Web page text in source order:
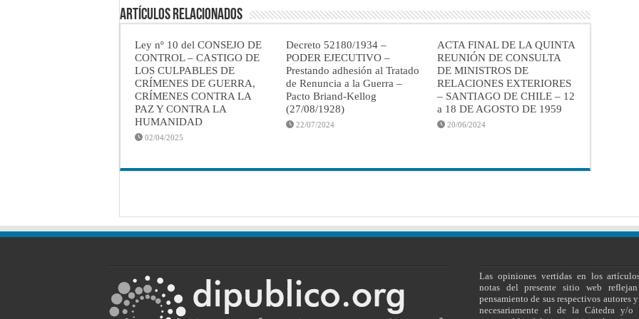
Artículos Relacionados
Ley nº 10 del CONSEJO DE
CONTROL – CASTIGO DE
LOS CULPABLES DE
CRÍMENES DE GUERRA,
CRÍMENES CONTRA LA
PAZ Y CONTRA LA
HUMANIDAD
02/04/2025
Decreto 52180/1934 –
PODER EJECUTIVO –
Prestando adhesión al Tratado
de Renuncia a la Guerra –
Pacto Briand-Kellog
(27/08/1928)
22/07/2024
ACTA FINAL DE LA QUINTA
REUNIÓN DE CONSULTA
DE MINISTROS DE
RELACIONES EXTERIORES
– SANTIAGO DE CHILE – 12
a 18 DE AGOSTO DE 1959
20/06/2024
Las opiniones vertidas en los
notas del presente sitio web
pensamiento de sus respectivos autores
necesariamente el de la Cátedra y/o